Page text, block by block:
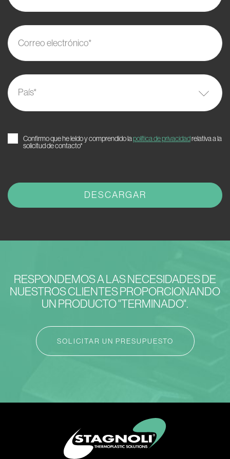
Correo electrónico*
País*
Confirmo que he leído y comprendido lapolítica de privacidadrelativa a la
solicitud de contacto*
RESPONDEMOS A LAS NECESIDADES DE
NUESTROS CLIENTES PROPORCIONANDO
UN PRODUCTO "TERMINADO".
SOLICITAR UN PRESUPUESTO